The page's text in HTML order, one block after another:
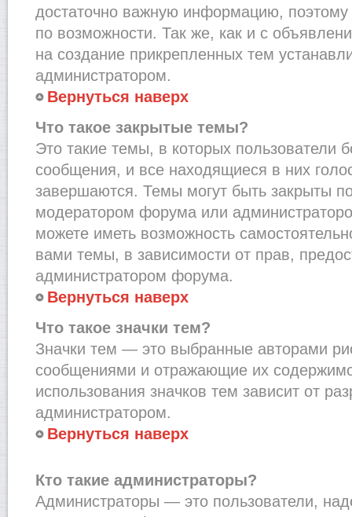
достаточно важную информацию,
по возможности. Так же, как и с
на создание прикрепленных тем
администратором.
Вернуться наверх
Что такое закрытые темы?
Это такие темы, в которых пользователи
сообщения, и все находящиеся в них
завершаются. Темы могут быть закрыты
модератором форума или
можете иметь возможность
вами темы, в зависимости от прав,
администратором форума.
Вернуться наверх
Что такое значки тем?
Значки тем — это выбранные авторами
сообщениями и отражающие их
использования значков тем зависит от
администратором.
Вернуться наверх
Кто такие администраторы?
Администраторы — это пользователи,